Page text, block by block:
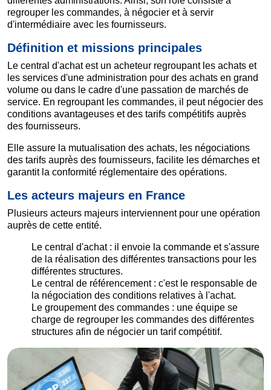
regrouper les commandes, à négocier et à servir
d'intermédiaire avec les fournisseurs.
Définition et missions principales
Le central d'achat est un acheteur regroupant les achats et
les services d'une administration pour des achats en grand
volume ou dans le cadre d'une passation de marchés de
service. En regroupant les commandes, il peut négocier des
conditions avantageuses et des tarifs compétitifs auprès
des fournisseurs.
Elle assure la mutualisation des achats, les négociations
des tarifs auprès des fournisseurs, facilite les démarches et
garantit la conformité réglementaire des opérations.
Les acteurs majeurs en France
Plusieurs acteurs majeurs interviennent pour une opération
auprès de cette entité.
Le central d'achat : il envoie la commande et s'assure
de la réalisation des différentes transactions pour les
différentes structures.
Le central de référencement : c'est le responsable de
la négociation des conditions relatives à l'achat.
Le groupement des commandes : une équipe se
charge de regrouper les commandes des différentes
structures afin de négocier un tarif compétitif.